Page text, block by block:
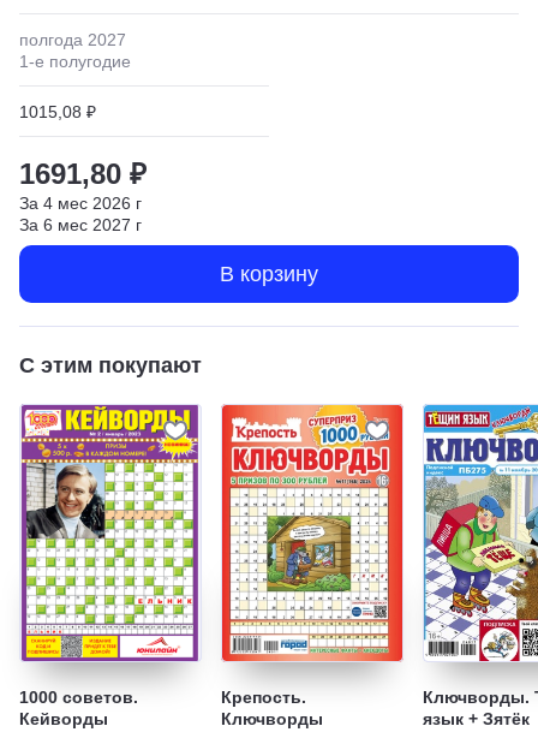
полгода 2027
1-е полугодие
1015,08 ₽
1691,80 ₽
За 4 мес 2026 г
За 6 мес 2027 г
В корзину
С этим покупают
1000 советов.
Кейворды
Крепость.
Ключворды
Ключворды.
язык + Зятёк